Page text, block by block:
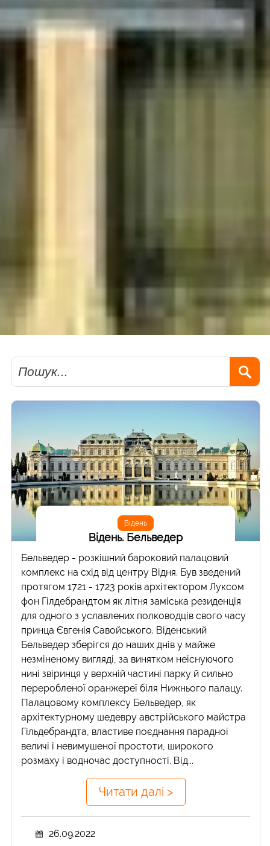
Пошук
Відень
Відень. Бельведер
Бельведер - розкішний бароковий палацовий
комплекс на схід від центру Відня. Був зведений
протягом 1721 - 1723 років архітектором Луксом
фон Гілдебрандтом як літня заміська резиденція
для одного з уславлених полководців свого часу
принца Євгенія Савойського. Віденський
Бельведер зберігся до наших днів у майже
незміненому вигляді, за винятком неіснуючого
нині звіринця у верхній частині парку й сильно
переробленої оранжереї біля Нижнього палацу.
Палацовому комплексу Бельведер, як
архітектурному шедевру австрійського майстра
Гільдебрандта, властиве поєднання парадної
величі і невимушеної простоти, широкого
розмаху і водночас доступності. Від...
Читати далі >
26.09.2022